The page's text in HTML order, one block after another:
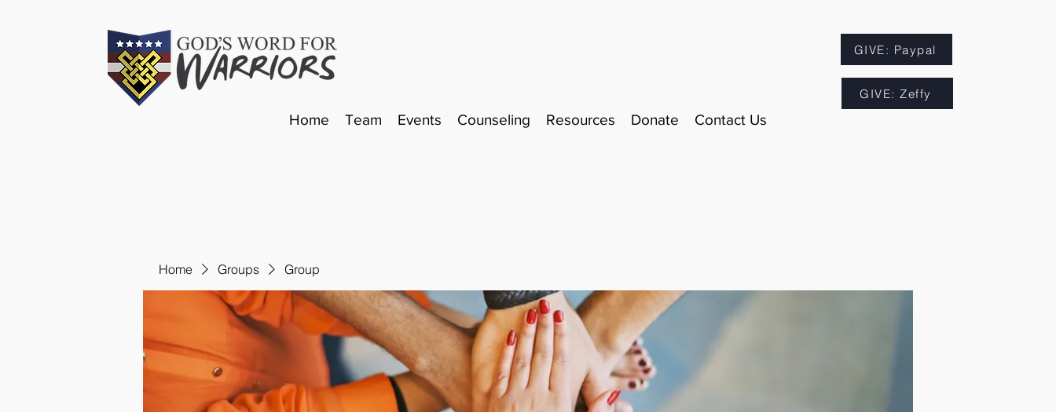
GIVE: Paypal
GIVE: Zeffy
Home Team Events Counseling Resources Donate Contact Us
Home Groups Group